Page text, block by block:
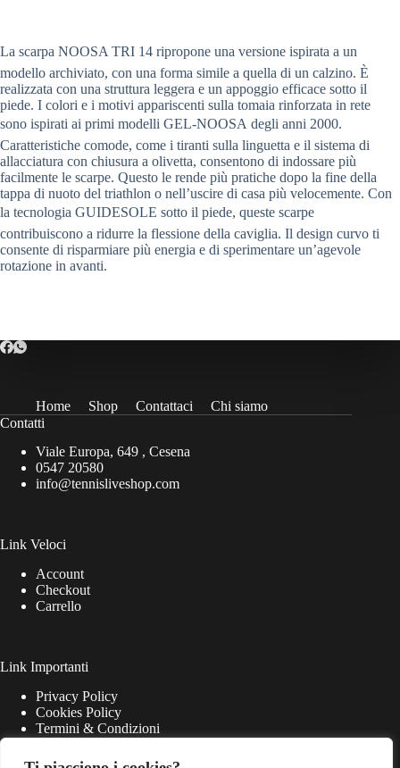
La scarpa NOOSA TRI 14 ripropone una versione ispirata a un
modello archiviato, con una forma simile a quella di un calzino. È
realizzata con una struttura leggera e un appoggio efficace sotto il
piede. I colori e i motivi appariscenti sulla tomaia rinforzata in rete
sono ispirati ai primi modelli GEL-NOOSA degli anni 2000.
Caratteristiche comode, come i tiranti sulla linguetta e il sistema di
allacciatura con chiusura a olivetta, consentono di indossare più
facilmente le scarpe. Questo le rende più pratiche dopo la fine della
tappa di nuoto del triathlon o nell’uscire di casa più velocemente. Con
la tecnologia GUIDESOLE sotto il piede, queste scarpe
contribuiscono a ridurre la flessione della caviglia. Il design curvo ti
consente di risparmiare più energia e di sperimentare un’agevole
rotazione in avanti.
Home Shop Contattaci
Chi siamo
Contatti
Viale Europa, 649 , Cesena
0547 20580
info@tennisliveshop.com
Link Veloci
Account
Checkout
Carrello
Link Importanti
Privacy Policy
Cookies Policy
Termini & Condizioni